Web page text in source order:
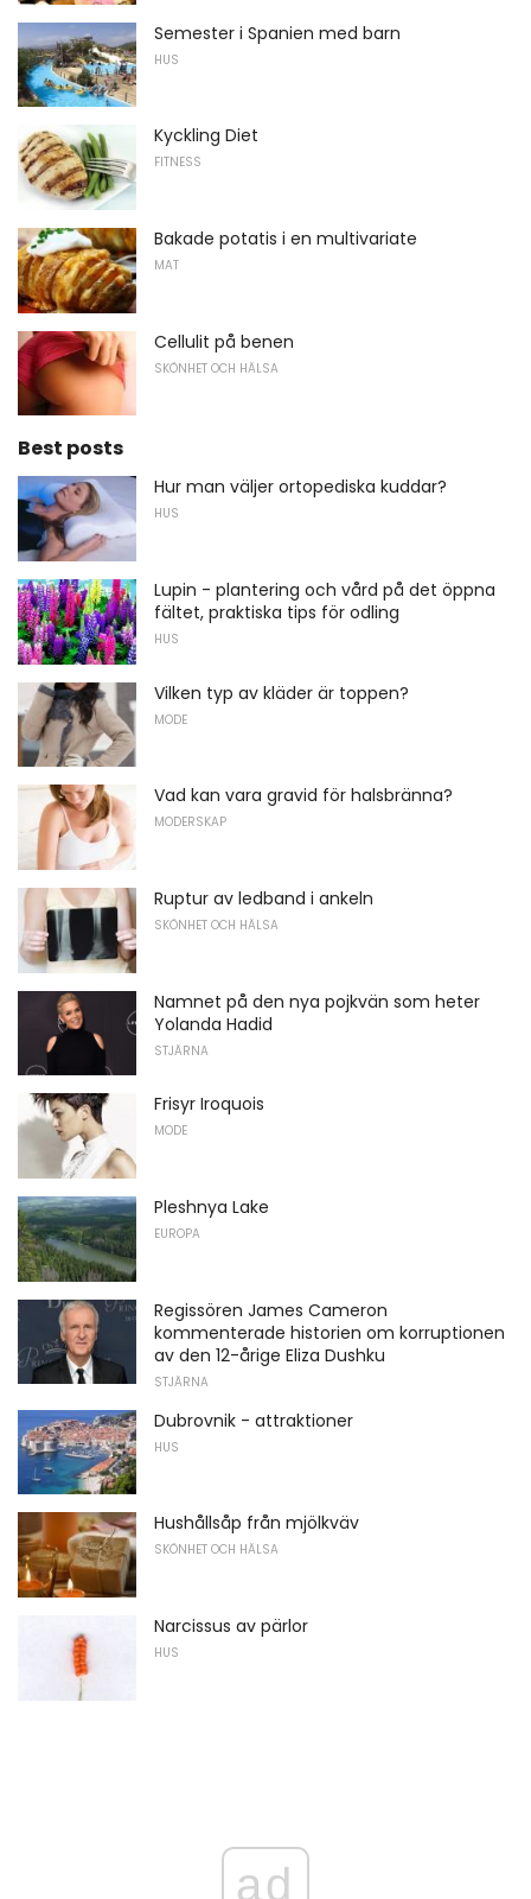
Semester i Spanien med barn
HUS
Kyckling Diet
FITNESS
Bakade potatis i en multivariate
MAT
Cellulit på benen
SKÖNHET OCH HÄLSA
Best posts
Hur man väljer ortopediska kuddar?
HUS
Lupin - plantering och vård på det öppna
fältet, praktiska tips för odling
HUS
Vilken typ av kläder är toppen?
MODE
Vad kan vara gravid för halsbränna?
MODERSKAP
Ruptur av ledband i ankeln
SKÖNHET OCH HÄLSA
Namnet på den nya pojkvän som heter
Yolanda Hadid
STJÄRNA
Frisyr Iroquois
MODE
Pleshnya Lake
EUROPA
Regissören James Cameron
kommenterade historien om korruptionen
av den 12-årige Eliza Dushku
STJÄRNA
Dubrovnik - attraktioner
HUS
Hushållsåp från mjölkväv
SKÖNHET OCH HÄLSA
Narcissus av pärlor
HUS
ad